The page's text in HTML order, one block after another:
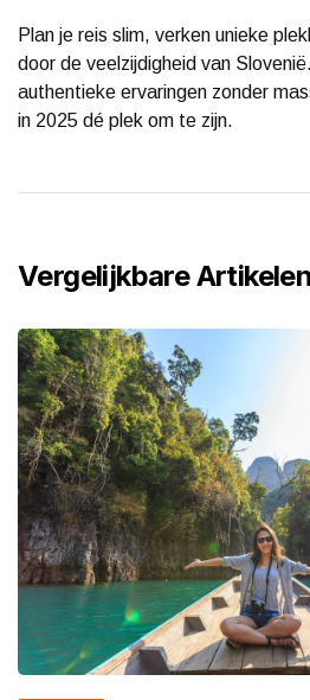
Plan je reis slim, verken unieke
door de veelzijdigheid van
authentieke ervaringen zonder
in 2025 dé plek om te zijn.
Vergelijkbare Artikelen